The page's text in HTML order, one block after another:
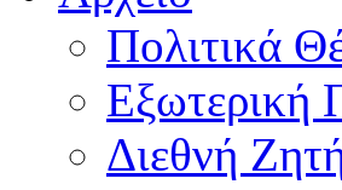
Πολιτικά
Εξωτερική
Διεθνή